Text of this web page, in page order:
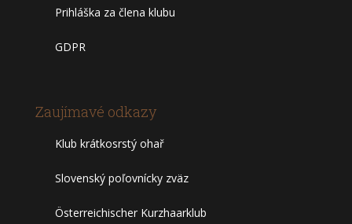
Prihláška za člena klubu
GDPR
Zaujímavé odkazy
Klub krátkosrstý ohař
Slovenský poľovnícky zväz
Österreichischer Kurzhaarklub